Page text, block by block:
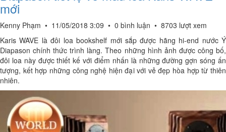
mới
Kenny Phạm • 11/05/2018 3:09 • 0 bình luận • 8703 lượt xem
Karis WAVE là đôi loa bookshelf mới sắp được hãng hi-end nước Ý
Diapason chính thức trình làng. Theo những hình ảnh được công bố,
đôi loa này được thiết kế với điểm nhấn là những đường gợn sóng ấn
tượng, kết hợp những công nghệ hiện đại với vẻ đẹp hòa hợp từ thiên
nhiên.